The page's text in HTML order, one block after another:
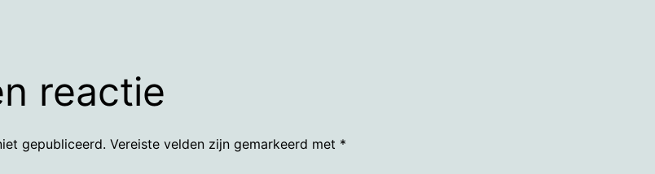
reactie
gepubliceerd. Vereiste velden zijn gemarkeerd met *